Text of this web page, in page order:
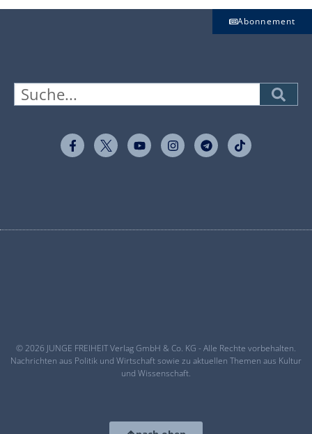
Abonnement
© 2026 JUNGE FREIHEIT Verlag GmbH & Co. KG - Alle Rechte vorbehalten.
Nachrichten aus Politik und Wirtschaft sowie zu aktuellen Themen aus Kultur
und Wissenschaft.